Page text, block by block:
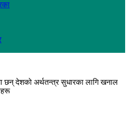
छन् देशको अर्थतन्त्र सुधारका लागि खनाल